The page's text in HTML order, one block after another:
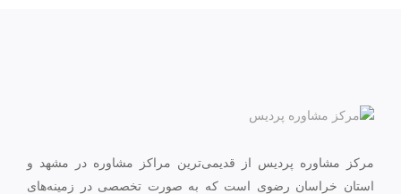
مرکز مشاوره پردیس از قدیمی‌ترین مراکز مشاوره در مشهد و
استان خراسان رضوی است که به صورت تخصصی در زمینه‌های